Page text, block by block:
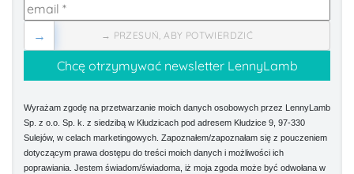
→ PRZESUŃ, ABY POTWIERDZIĆ
→
Wyrażam zgodę na przetwarzanie moich danych osobowych przez LennyLamb
Sp. z o.o. Sp. k. z siedzibą w Kłudzicach pod adresem Kłudzice 9, 97-330
Sulejów, w celach marketingowych. Zapoznałem/zapoznałam się z pouczeniem
dotyczącym prawa dostępu do treści moich danych i możliwości ich
poprawiania. Jestem świadom/świadoma, iż moja zgoda może być odwołana w